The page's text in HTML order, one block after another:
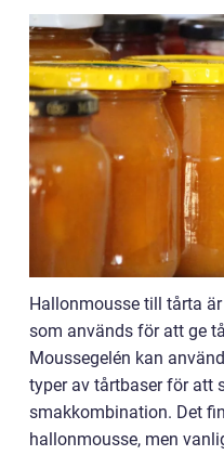
Hallonmousse till tårta
som används för att ge
Moussegelén kan
typer av tårtbaser för att
smakkombination. Det
hallonmousse, men